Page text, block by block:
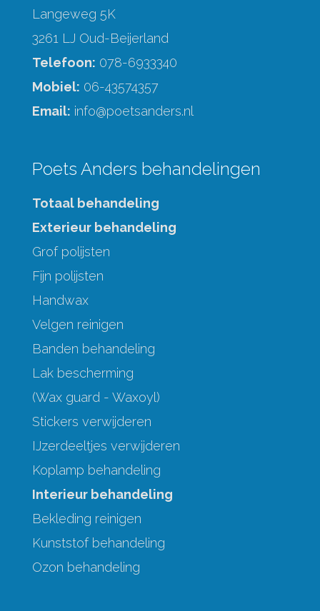
Langeweg 5K
3261 LJ Oud-Beijerland
Telefoon: 078-6933340
Mobiel: 06-43574357
Email: info@poetsanders.nl
Poets Anders behandelingen
Totaal behandeling
Exterieur behandeling
Grof polijsten
Fijn polijsten
Handwax
Velgen reinigen
Banden behandeling
Lak bescherming
(Wax guard - Waxoyl)
Stickers verwijderen
IJzerdeeltjes verwijderen
Koplamp behandeling
Interieur behandeling
Bekleding reinigen
Kunststof behandeling
Ozon behandeling